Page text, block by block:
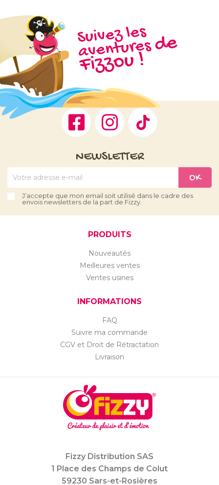
Facebook Instagram
Suivez les
aventuresd
e
Fizz
ou !
NEWSLETTER
J’accepte que mon email soit utilisé dans le cadre des
envois newsletters de la part de Fizzy.
PRODUITS
Nouveautés
Meilleures ventes
Ventes usines
INFORMATIONS
FAQ
Suivre ma commande
CGV et Droit de Rétractation
Livraison
Fizzy Distribution SAS
1 Place des Champs de Colut
59230 Sars-et-Rosières